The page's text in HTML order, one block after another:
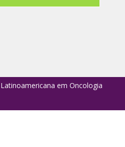
em Oncologia